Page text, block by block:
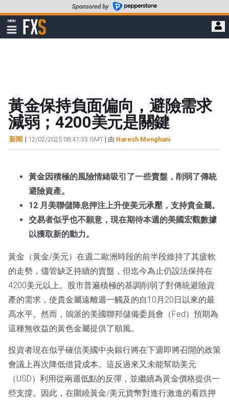
至
要
MENU
顯
示
FXStreet
黃金保持負面偏向，避險需求
減弱；4200美元是關鍵
新聞 | 12/02/2025 08:41:33 GMT | 由 Haresh Menghani
黃金因積極的風險情緒吸引了一些賣盤，削弱了傳統
避險資產。
12 月美聯儲降息押注上升使美元承壓，支持貴金屬。
交易者似乎也不願意，現在期待本週的美國宏觀數據
以獲取新的動力。
黃金（黃金/美元）在週二歐洲時段的前半段維持了其疲軟
的走勢，儘管缺乏持續的賣盤，但迄今為止仍設法保持在
4200美元以上。股市普遍積極的基調削弱了對傳統避險資
產的需求，使貴金屬遠離週一觸及的自10月20日以來的最
高水平。然而，鴿派的美國聯邦儲備委員會（Fed）預期為
這種無收益的黃色金屬提供了順風。
投資者現在似乎確信美國中央銀行將在下週即將召開的政策
會議上再次降低借貸成本。這反過來又未能幫助美元
（USD）利用從兩週低點的反彈，並繼續為黃金價格提供一
些支撐。因此，在圍繞黃金/美元貨幣對進行激進的看跌押